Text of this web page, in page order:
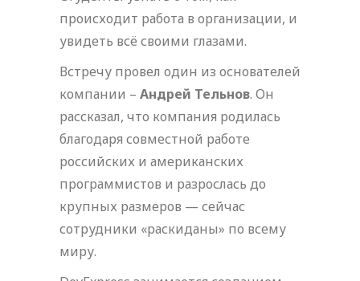
происходит работа в организации, и
увидеть всё своими глазами.
Встречу провел один из основателей
компании – Андрей Тельнов. Он
рассказал, что компания родилась
благодаря совместной работе
российских и американских
программистов и разрослась до
крупных размеров — сейчас
сотрудники «раскиданы» по всему
миру.